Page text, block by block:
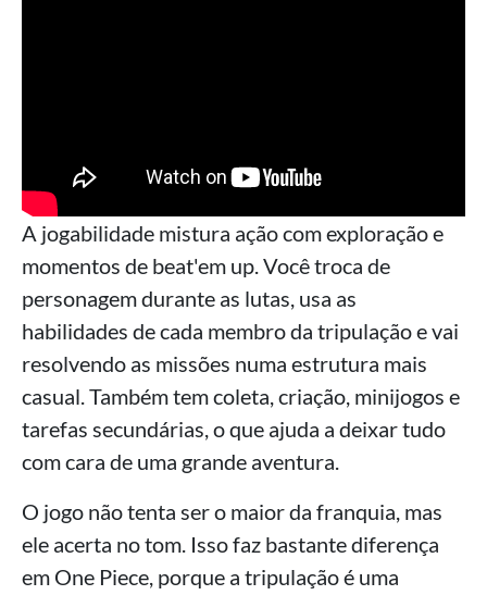
A jogabilidade mistura ação com exploração e
momentos de beat'em up. Você troca de
personagem durante as lutas, usa as
habilidades de cada membro da tripulação e vai
resolvendo as missões numa estrutura mais
casual. Também tem coleta, criação, minijogos e
tarefas secundárias, o que ajuda a deixar tudo
com cara de uma grande aventura.
O jogo não tenta ser o maior da franquia, mas
ele acerta no tom. Isso faz bastante diferença
em One Piece, porque a tripulação é uma